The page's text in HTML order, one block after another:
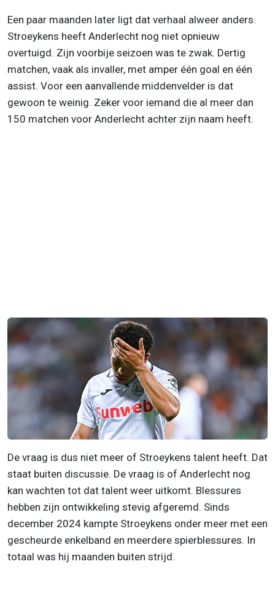
Een paar maanden later ligt dat verhaal alweer anders.
Stroeykens heeft Anderlecht nog niet opnieuw
overtuigd. Zijn voorbije seizoen was te zwak. Dertig
matchen, vaak als invaller, met amper één goal en één
assist. Voor een aanvallende middenvelder is dat
gewoon te weinig. Zeker voor iemand die al meer dan
150 matchen voor Anderlecht achter zijn naam heeft.
De vraag is dus niet meer of Stroeykens talent heeft. Dat
staat buiten discussie. De vraag is of Anderlecht nog
kan wachten tot dat talent weer uitkomt. Blessures
hebben zijn ontwikkeling stevig afgeremd. Sinds
december 2024 kampte Stroeykens onder meer met een
gescheurde enkelband en meerdere spierblessures. In
totaal was hij maanden buiten strijd.